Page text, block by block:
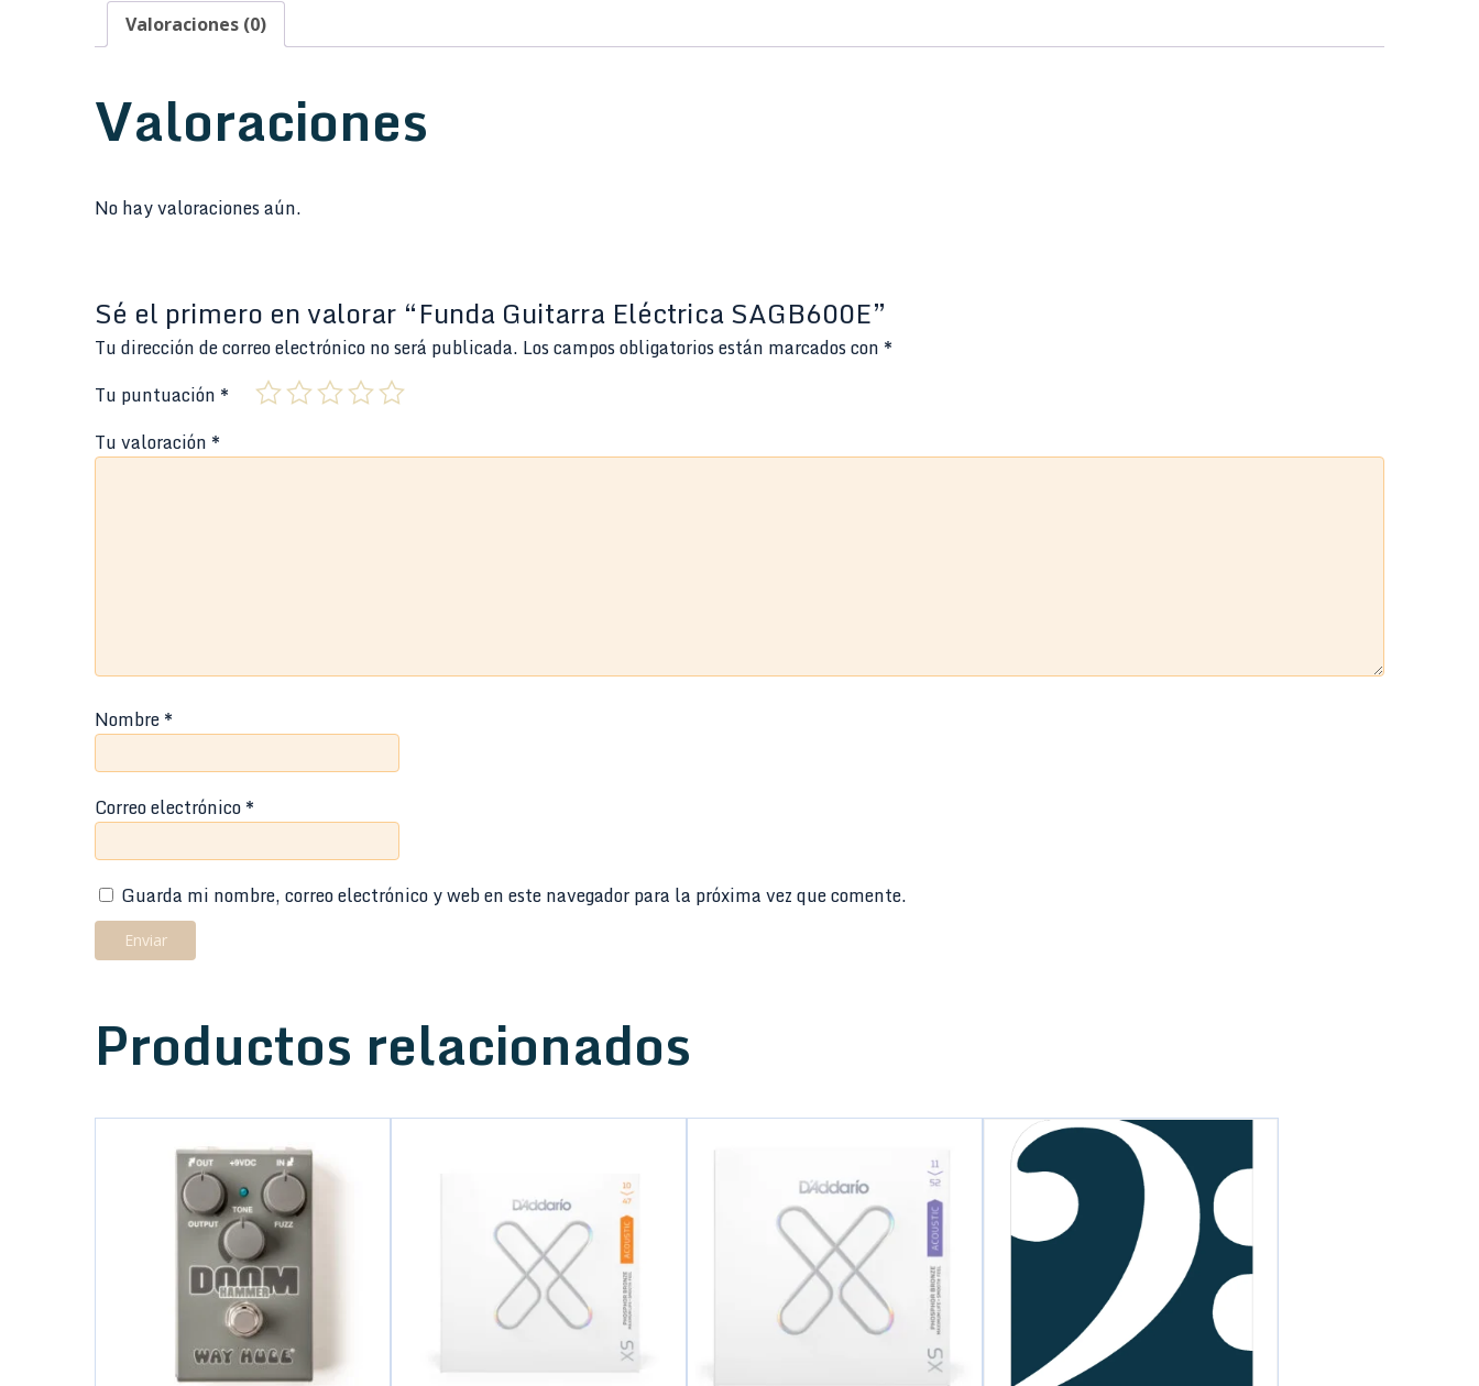
Valoraciones (0)
Valoraciones
No hay valoraciones aún.
Sé el primero en valorar “Funda Guitarra Eléctrica SAGB600E”
Tu dirección de correo electrónico no será publicada. Los campos obligatorios están marcados con *
Tu puntuación *
Tu valoración *
Nombre*
Correo electrónico*
Guarda mi nombre, correo electrónico y web en este navegador para la próxima vez que comente.
Productos relacionados